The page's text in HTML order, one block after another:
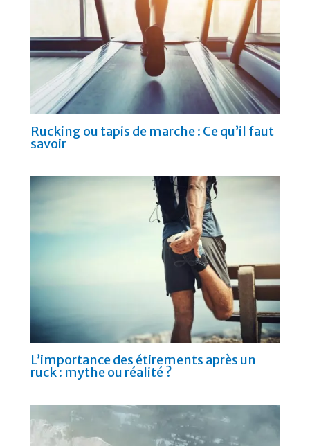
Rucking ou tapis de marche : Ce qu’il faut
savoir
L’importance des étirements après un
ruck : mythe ou réalité ?